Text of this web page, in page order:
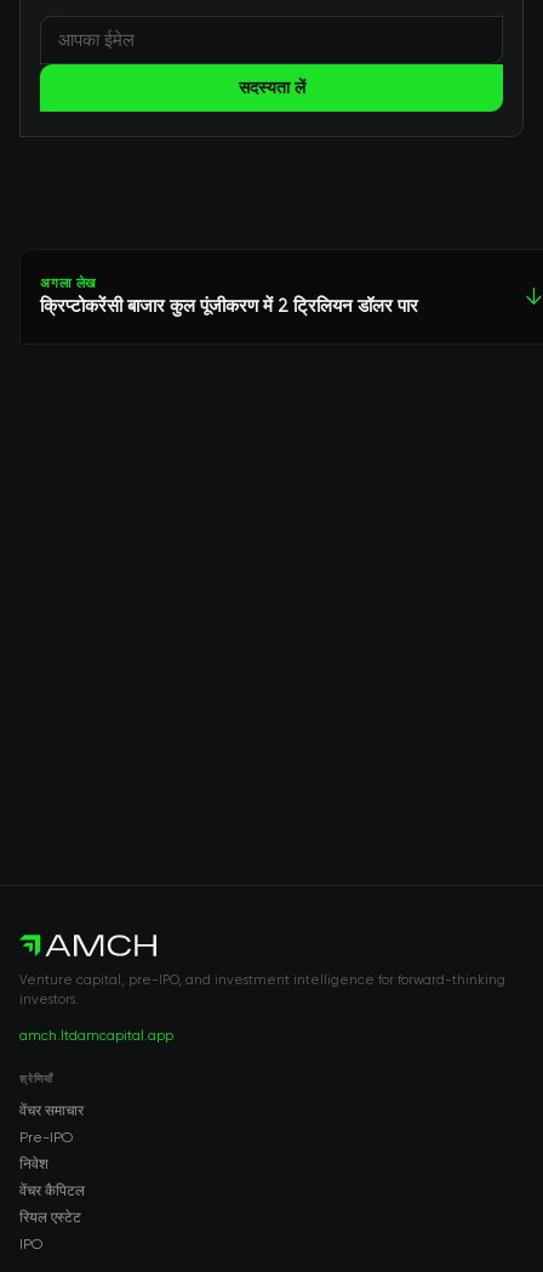
सदस्यता लें
अगला लेख
क्रिप्टोकरेंसी बाजार कुल पूंजीकरण में 2 ट्रिलियन डॉलर पार ↓
Venture capital, pre-IPO, and investment intelligence for forward-thinking
investors.
amch.ltdamcapital.app
श्रेणियाँ
वेंचर समाचार
Pre-IPO
निवेश
वेंचर कैपिटल
रियल एस्टेट
IPO